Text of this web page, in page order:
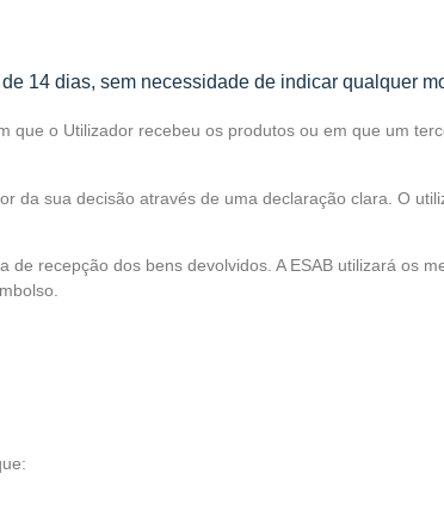
14 dias, sem necessidade de indicar qualquer
o Utilizador recebeu os produtos ou em que um
da sua decisão através de uma declaração clara. O
recepção dos bens devolvidos. A ESAB utilizará os